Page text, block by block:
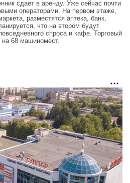
сдает в аренду. Уже сейчас почти
операторами. На первом этаже,
разместятся аптека, банк,
что на втором будут
спроса и кафе. Торговый
на 68 машиномест.